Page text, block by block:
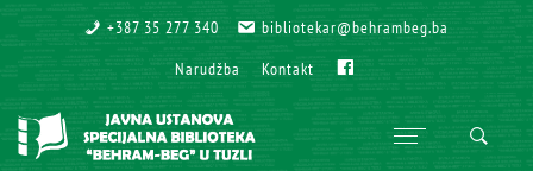
+387 35 277 340
+387 35 277 340 bibliotekar@behrambeg.ba
bibliotekar@behrambeg.ba
Narudžba
Narudžba Kontakt
Kontakt